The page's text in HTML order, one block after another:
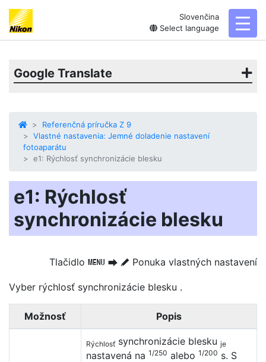
Slovenčina
Select language
Google Translate
Referenčná príručka Z 9
Vlastné nastavenia: Jemné doladenie nastavení
fotoaparátu
e1: Rýchlosť synchronizácie blesku
e1: Rýchlosť
synchronizácie blesku
Tlačidlo G U A Ponuka vlastných nastavení
Vyber rýchlosť synchronizácie blesku .
Možnosť Popis
Rýchlosť synchronizácie blesku je
nastavená na 1/250 alebo 1/200 s. S